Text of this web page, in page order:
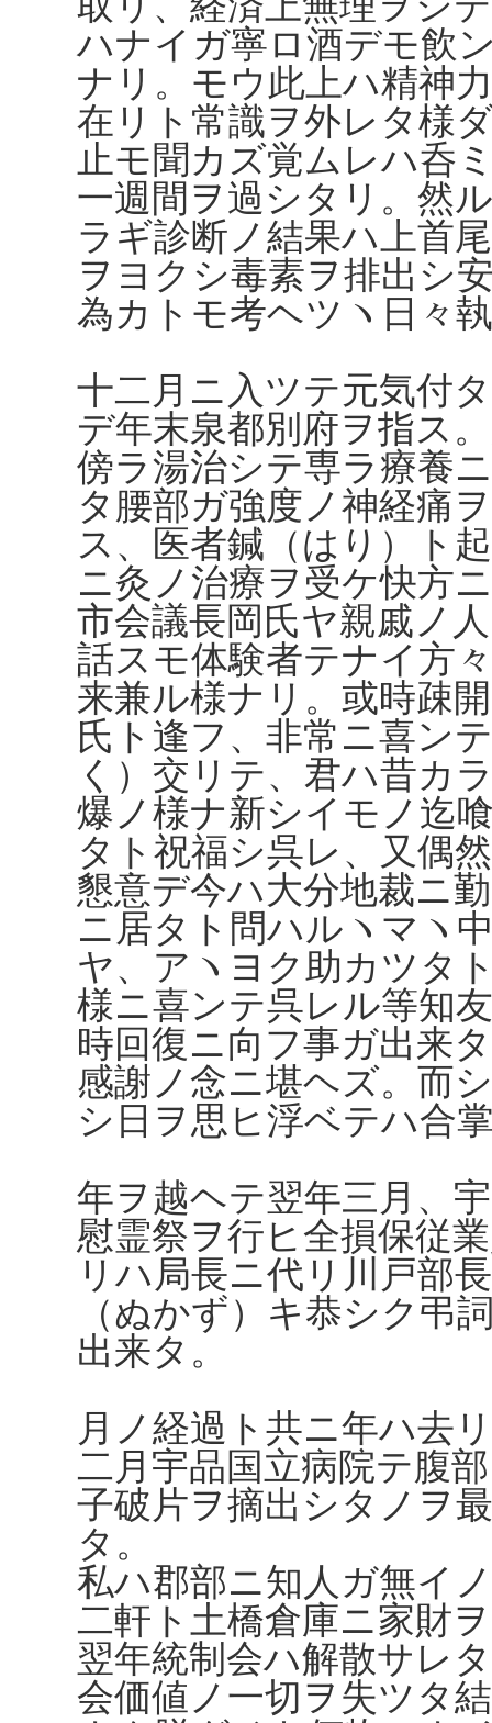
ハナイガ寧ロ酒デモ飲
ナリ。モウ此上ハ精神
在リト常識ヲ外レタ様
止モ聞カズ覚ムレハ呑
一週間ヲ過シタリ。然
ラギ診断ノ結果ハ上首
ヲヨクシ毒素ヲ排出シ
為カトモ考ヘツヽ日々
十二月ニ入ツテ元気付
デ年末泉都別府ヲ指ス
傍ラ湯治シテ専ラ療養
タ腰部ガ強度ノ神経痛
ス、医者鍼（はり）ト
ニ灸ノ治療ヲ受ケ快方
市会議長岡氏ヤ親戚ノ
話スモ体験者テナイ方
来兼ル様ナリ。或時疎
氏ト逢フ、非常ニ喜ン
く）交リテ、君ハ昔カ
爆ノ様ナ新シイモノ迄
タト祝福シ呉レ、又偶
懇意デ今ハ大分地裁ニ
ニ居タト問ハルヽマヽ
ヤ、アヽヨク助カツタ
様ニ喜ンテ呉レル等知
時回復ニ向フ事ガ出来
感謝ノ念ニ堪ヘズ。而
シ日ヲ思ヒ浮ベテハ合
年ヲ越ヘテ翌年三月、
慰霊祭ヲ行ヒ全損保従
リハ局長ニ代リ川戸部
（ぬかず）キ恭シク弔
出来タ。
月ノ経過ト共ニ年ハ去
二月宇品国立病院テ腹
子破片ヲ摘出シタノヲ
タ。
私ハ郡部ニ知人ガ無イ
二軒ト土橋倉庫ニ家財
翌年統制会ハ解散サレ
会価値ノ一切ヲ失ツタ